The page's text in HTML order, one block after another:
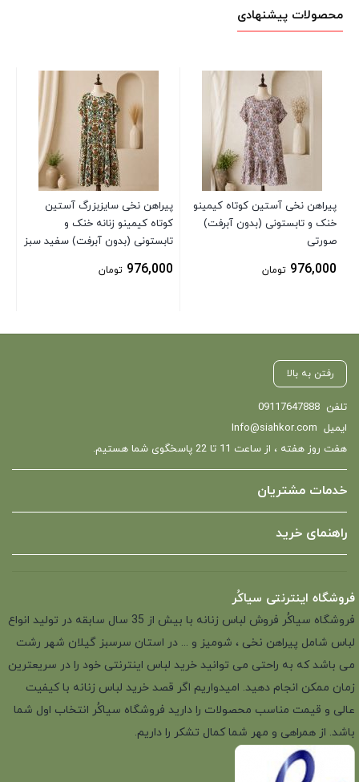
محصولات پیشنهادی
پیراهن نخی آستین کوتاه کیمینو
خنک و تابستونی (بدون آبرفت)
صورتی
976,000 تومان
پیراهن نخی سایزبزرگ آستین
کوتاه کیمینو زنانه خنک و
تابستونی (بدون آبرفت) سفید سبز
976,000 تومان
رفتن به بالا
تلفن 09117647888
ایمیل Info@siahkor.com
هفت روز هفته ، از ساعت 11 تا 22 پاسخگوی شما هستیم.
خدمات مشتریان
راهنمای خرید
فروشگاه اینترنتی سیاکُر
فروشگاه سیاکُر فروش لباس زنانه با بیش از 35 سال سابقه در تولید انواع
لباس شامل پیراهن نخی ، شومیز و ... در استان سرسبز گیلان شهر رشت
می باشد که به راحتی می توانید خرید لباس اینترنتی خود را در سریعترین
زمان ممکن انجام دهید. امیدواریم اگر قصد خرید لباس زنانه با کیفیت
عالی و قیمت مناسب محصولات را دارید فروشگاه سیاکُر انتخاب اول شما
باشد. از همراهی و مهر شما کمال تشکر را داریم.